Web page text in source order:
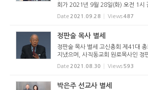
회가 2021년 9월 28일(화) 오전 1시
회했다. 총회를 시작하면서 개회에배
호 목사가 예배 인도를 했으며, 부총
Date 2021.09.28 Views487
정판술 목사 별세
정판술 목사 별세 고신총회 제41대
지냈으며, 사직동교회 원로목사인 정
2021년 8월 29일(주일) 별세했다. 빈
재 아시아드 장례식장 2층 VIP실에
Date 2021.08.30 Views 593
박은주 선교사 별세